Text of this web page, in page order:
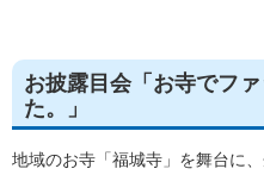
お披露目会「お寺でフ
た。」
地域のお寺「福城寺」を舞台に